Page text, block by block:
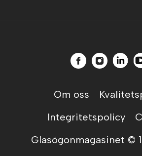
Om oss
Integritetspolicy
Glasögonmagasinet ©